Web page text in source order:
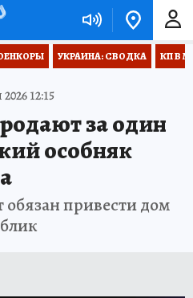
УКРАИНА: СВОДКА КП В
12:15
за один
особняк
привести дом